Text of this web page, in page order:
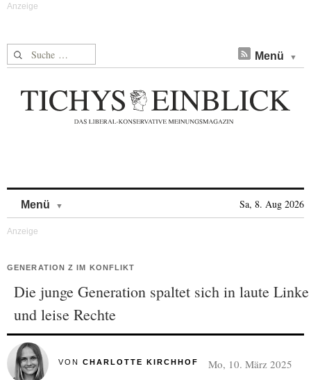
Suche nach: Menü
Menü Sa, 8. Aug 2026
GENERATION Z IM KONFLIKT
Die junge Generation spaltet sich in laute Linke
und leise Rechte
VON CHARLOTTE KIRCHHOF Mo, 10. März 2025